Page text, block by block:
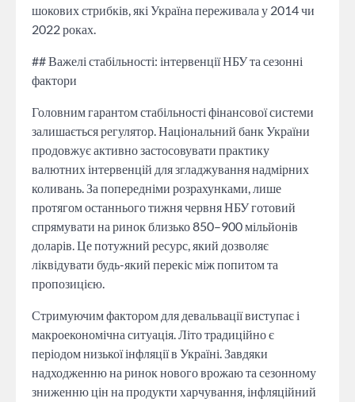
шокових стрибків, які Україна переживала у 2014 чи
2022 роках.
## Важелі стабільності: інтервенції НБУ та сезонні
фактори
Головним гарантом стабільності фінансової системи
залишається регулятор. Національний банк України
продовжує активно застосовувати практику
валютних інтервенцій для згладжування надмірних
коливань. За попередніми розрахунками, лише
протягом останнього тижня червня НБУ готовий
спрямувати на ринок близько 850–900 мільйонів
доларів. Це потужний ресурс, який дозволяє
ліквідувати будь-який перекіс між попитом та
пропозицією.
Стримуючим фактором для девальвації виступає і
макроекономічна ситуація. Літо традиційно є
періодом низької інфляції в Україні. Завдяки
надходженню на ринок нового врожаю та сезонному
зниженню цін на продукти харчування, інфляційний